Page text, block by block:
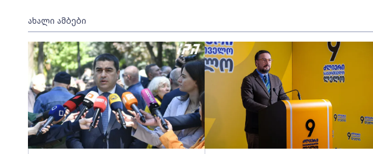
ახალი ამბები